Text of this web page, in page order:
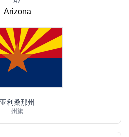
Arizona
亚利桑那州
州旗